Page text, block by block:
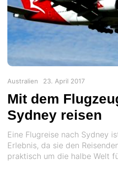
Categories
Australien
Posted
23. April 2017
Mit dem
Sydney reisen
Eine Flugreise nach Sydney
Erlebnis, da sie den
praktisch um die halbe Welt